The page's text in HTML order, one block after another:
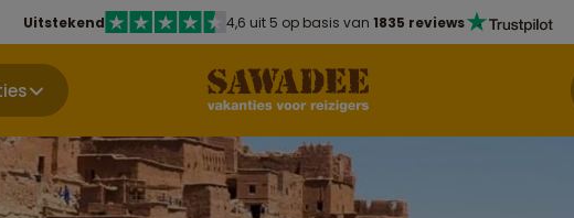
Uitstekend 4,6 uit 5 op basis van 1835 reviews